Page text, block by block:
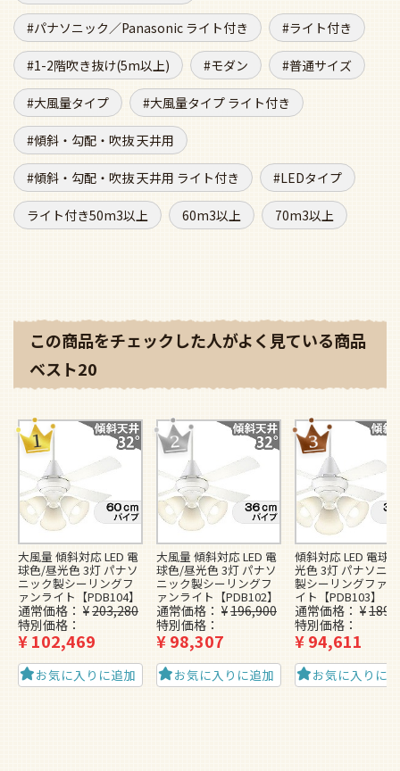
パナソニック／Panasonic ライト付き ライト付き
1-2階吹き抜け(5m以上) モダン 普通サイズ
大風量タイプ 大風量タイプ ライト付き
傾斜・勾配・吹抜 天井用
傾斜・勾配・吹抜 天井用 ライト付き LEDタイプ
ライト付き50m3以上 60m3以上 70m3以上
この商品をチェックした人がよく見ている商品
ベスト20
大風量 傾斜対応 LED 電
球色/昼光色 3灯 パナソ
ニック製シーリングフ
ァンライト【PDB104】
通常価格 ¥203,280
特別価格
¥102,469
お気に入りに追加
大風量 傾斜対応 LED 電
球色/昼光色 3灯 パナソ
ニック製シーリングフ
ァンライト【PDB102】
通常価格 ¥196,900
特別価格
¥98,307
お気に入りに追加
傾斜対応 LED 電球
光色 3灯 パナソニ
製シーリングファ
イト【PDB103】
通常価格 ¥
特別価格
¥94,611
お気に入りに